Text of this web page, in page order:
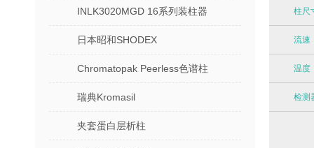
INLK3020MGD 16系列装柱器
日本昭和SHODEX
Chromatopak Peerless色谱柱
瑞典Kromasil
夹套蛋白层析柱
柱尺
流速
温度
检测